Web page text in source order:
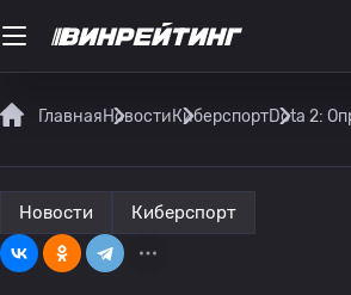
ГлавнаяНовостиКиберспортDota 2:
Новости Киберспорт